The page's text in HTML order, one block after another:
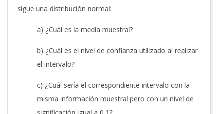
sigue una distribución normal:
a) ¿Cuál es la media muestral?
b) ¿Cuál es el nivel de confianza utilizado al realizar
el intervalo?
c) ¿Cuál sería el correspondiente intervalo con la
misma información muestral pero con un nivel de